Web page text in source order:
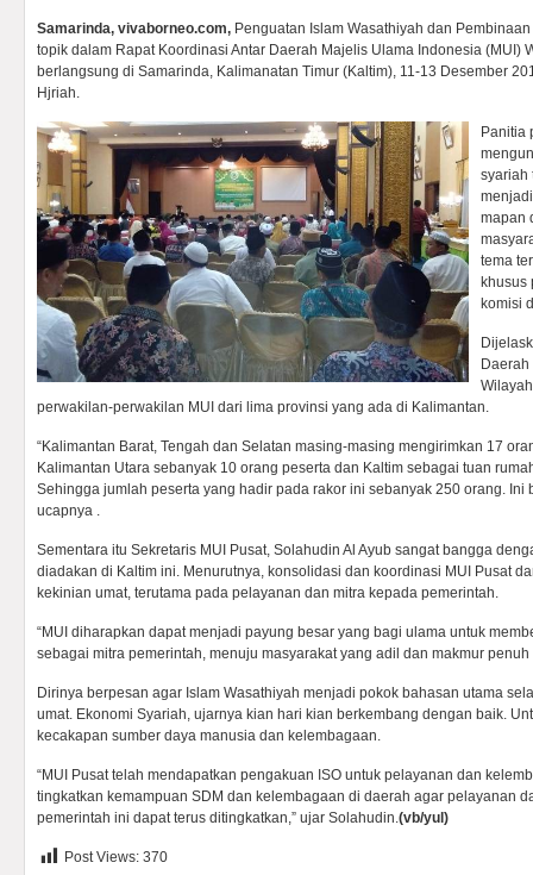
Samarinda, vivaborneo.com, Penguatan Islam Wasathiyah dan
topik dalam Rapat Koordinasi Antar Daerah Majelis Ulama Indonesia (MUI)
berlangsung di Samarinda, Kalimanatan Timur (Kaltim), 11-13 Desember
Hjriah.
Panitia
syariah
mapan
tema
khusus
komisi
perwakilan-perwakilan MUI dari lima provinsi yang ada di Kalimantan.
“Kalimantan Barat, Tengah dan Selatan masing-masing mengirimkan 17
Kalimantan Utara sebanyak 10 orang peserta dan Kaltim sebagai tuan
Sehingga jumlah peserta yang hadir pada rakor ini sebanyak 250 orang. Ini
ucapnya .
Sementara itu Sekretaris MUI Pusat, Solahudin Al Ayub sangat bangga
diadakan di Kaltim ini. Menurutnya, konsolidasi dan koordinasi MUI Pusat
kekinian umat, terutama pada pelayanan dan mitra kepada pemerintah.
“MUI diharapkan dapat menjadi payung besar yang bagi ulama untuk
sebagai mitra pemerintah, menuju masyarakat yang adil dan makmur penuh
Dirinya berpesan agar Islam Wasathiyah menjadi pokok bahasan utama
umat. Ekonomi Syariah, ujarnya kian hari kian berkembang dengan baik.
kecakapan sumber daya manusia dan kelembagaan.
“MUI Pusat telah mendapatkan pengakuan ISO untuk pelayanan dan
tingkatkan kemampuan SDM dan kelembagaan di daerah agar pelayanan
pemerintah ini dapat terus ditingkatkan,” ujar Solahudin.(vb/yul)
Post Views: 370